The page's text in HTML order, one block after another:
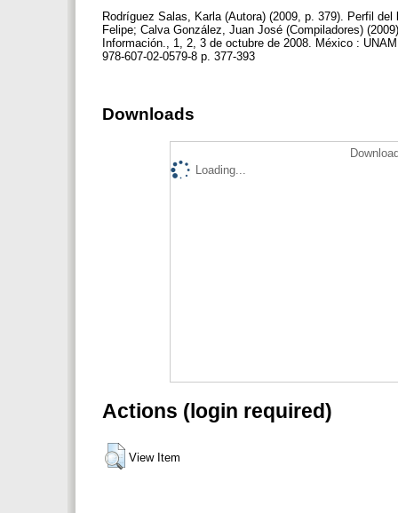
Rodríguez Salas, Karla (Autora) (2009, p. 379). Perfil
Felipe; Calva González, Juan José (Compiladores)
Información., 1, 2, 3 de octubre de 2008. México :
978-607-02-0579-8 p. 377-393
Downloads
Loading...
Actions (login required)
View Item